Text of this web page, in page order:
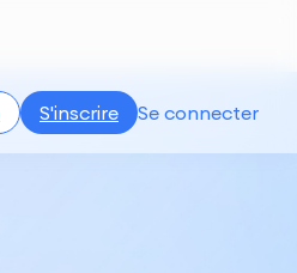
S'inscrire Se connecter